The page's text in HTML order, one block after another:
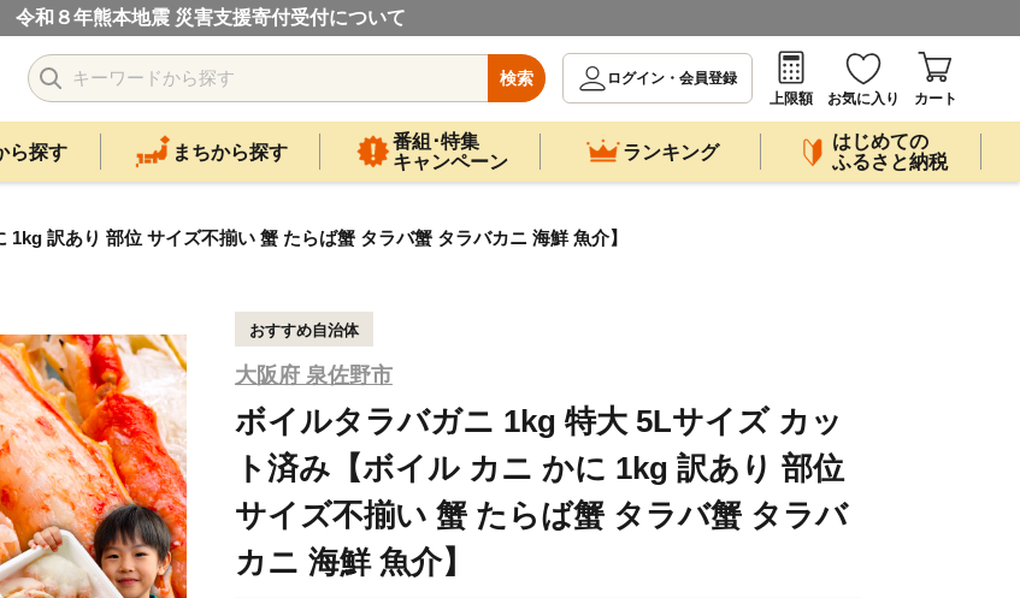
令和８年熊本地震 災害支援寄付受付について
検索
ログイン・会員登録
上限額
お気に入り カート
ら探す まちから探す
番組･特集
キャンペーン
ランキング
はじめての
ふるさと納税
訳あり 部位 サイズ不揃い 蟹 たらば蟹 タラバ蟹 タラバカニ 海鮮 魚介】
おすすめ自治体
大阪府 泉佐野市
ボイルタラバガニ 1kg 特大 5Lサイズ カッ
ト済み【ボイル カニ かに 1kg 訳あり 部位
サイズ不揃い 蟹 たらば蟹 タラバ蟹 タラバ
カニ 海鮮 魚介】